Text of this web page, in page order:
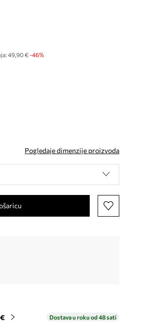
49,90 € -46%
Pogledaje dimenzije proizvoda
Dostava u roku od 48 sati